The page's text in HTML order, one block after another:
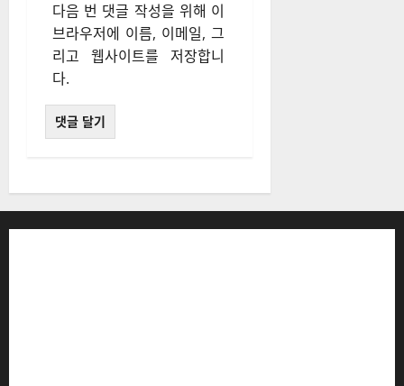
다음 번 댓글 작성을 위해 이
브라우저에 이름, 이메일, 그
리고 웹사이트를 저장합니
다.